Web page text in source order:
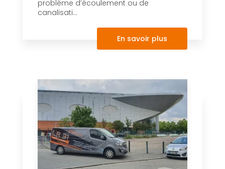
problème d’écoulement ou de
canalisati...
En savoir plus